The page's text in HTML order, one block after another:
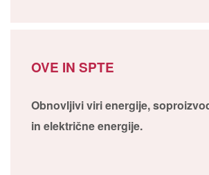
OVE IN SPTE
Obnovljivi viri energije,
in električne energije.